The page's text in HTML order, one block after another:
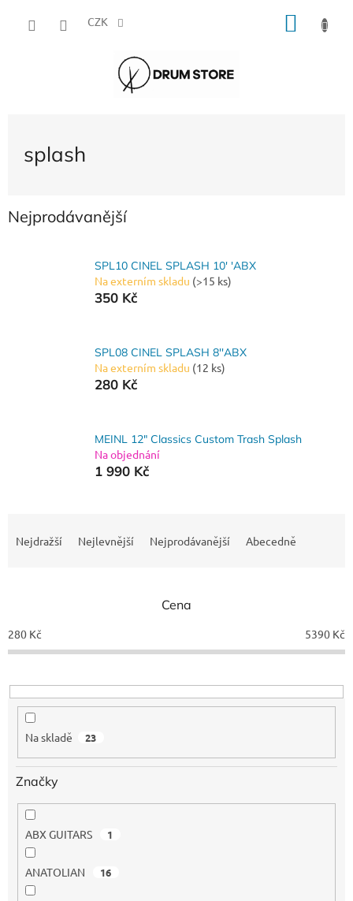
CZK
splash
Nejprodávanější
SPL10 CINEL SPLASH 10' 'ABX
Na externím skladu (>15 ks)
350 Kč
SPL08 CINEL SPLASH 8''ABX
Na externím skladu (12 ks)
280 Kč
MEINL 12" Classics Custom Trash Splash
Na objednání
1 990 Kč
p
r
o
u
Nejdražší Nejlevnější Nejprodávanější Abecedně
Cena
280 Kč 5390 Kč
Na skladě 23
Značky
ABX GUITARS 1
ANATOLIAN 16